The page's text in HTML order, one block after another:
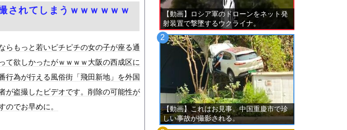
hitomiを使わずに無料...
！」台風13号「中国上陸予測」...
兆し＝韓国の反応
→ 猫はこうなります…
】
されてしまうｗｗｗｗｗｗ
らもっと若いピチピチの女の子が座る通
て欲しかったがｗｗｗｗ大阪の西成区に
行為が行える風俗街「飛田新地」を外国
が盗撮したビデオです。削除の可能性が
のでお早めに。
【動画】ロシア軍のドローンをネット発
射装置で撃墜するウクライナ。
【動画】これはお見事。中国重慶市で珍
しい事故が撮影される。